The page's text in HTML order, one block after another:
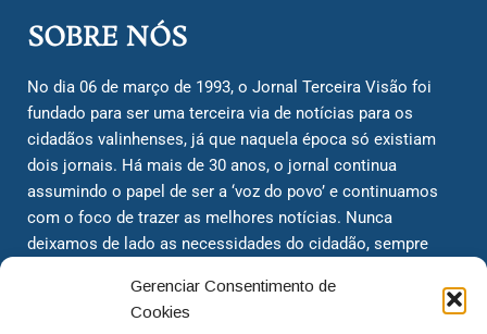
Gerenciar Consentimento de
Cookies
SOBRE NÓS
No dia 06 de março de 1993, o Jornal Terceira Visão foi
fundado para ser uma terceira via de notícias para os
cidadãos valinhenses, já que naquela época só existiam
dois jornais. Há mais de 30 anos, o jornal continua
assumindo o papel de ser a ‘voz do povo’ e continuamos
com o foco de trazer as melhores notícias. Nunca
deixamos de lado as necessidades do cidadão, sempre
para a cidade e sempre cobrando resoluções para casos
‘esquecidos’. Informar é a nossa missão!